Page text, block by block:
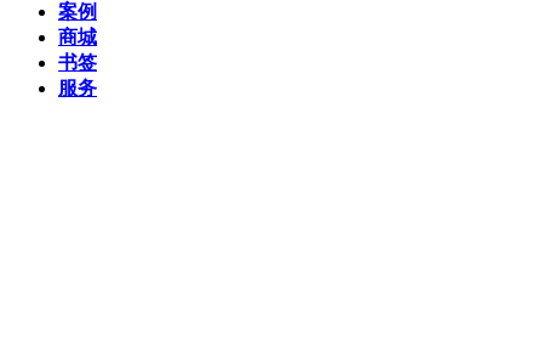
案例
商城
书签
服务